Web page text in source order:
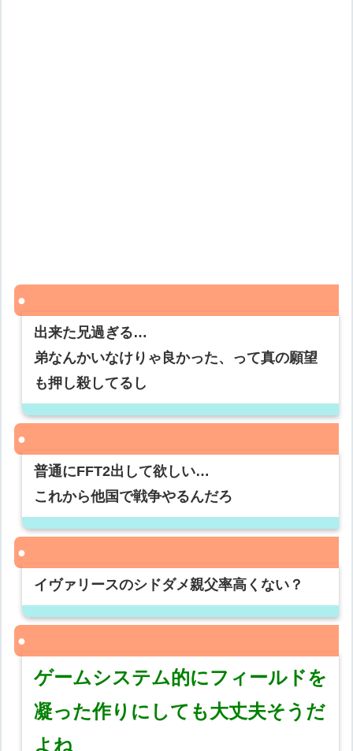
出来た兄過ぎる…
弟なんかいなけりゃ良かった、って真の願望
も押し殺してるし
普通にFFT2出して欲しい…
これから他国で戦争やるんだろ
イヴァリースのシドダメ親父率高くない？
ゲームシステム的にフィールドを
凝った作りにしても大丈夫そうだ
よね